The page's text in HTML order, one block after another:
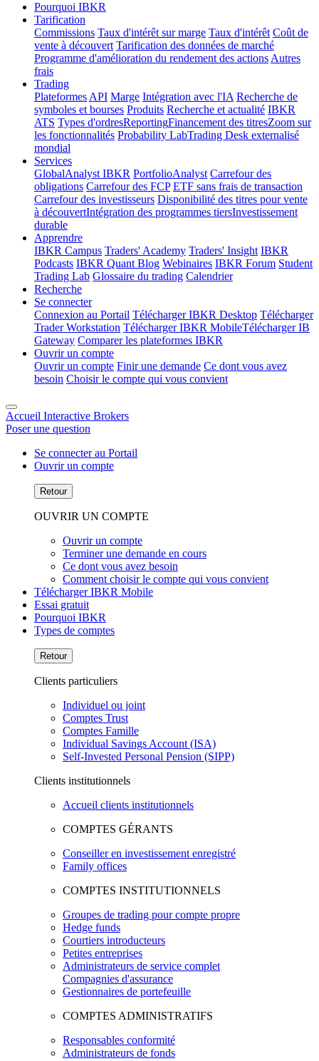
Pourquoi IBKR
Tarification
Commissions Taux d'intérêt sur marge Taux d'intérêt Coût de
vente à découvert Tarification des données de marché
Programme d'amélioration du rendement des actions Autres
frais
Trading
Plateformes API Marge Intégration avec l'IA Recherche de
symboles et bourses Produits Recherche et actualité IBKR
ATS Types d'ordresReportingFinancement des titresZoom sur
les fonctionnalités Probability LabTrading Desk externalisé
mondial
Services
GlobalAnalyst IBKR PortfolioAnalyst Carrefour des
obligations Carrefour des FCP ETF sans frais de transaction
Carrefour des investisseurs Disponibilité des titres pour vente
à découvertIntégration des programmes tiersInvestissement
durable
Apprendre
IBKR Campus Traders' Academy Traders' Insight IBKR
Podcasts IBKR Quant Blog Webinaires IBKR Forum Student
Trading Lab Glossaire du trading Calendrier
Recherche
Se connecter
Connexion au Portail Télécharger IBKR Desktop Télécharger
Trader Workstation Télécharger IBKR MobileTélécharger IB
Gateway Comparer les plateformes IBKR
Ouvrir un compte
Ouvrir un compte Finir une demande Ce dont vous avez
besoin Choisir le compte qui vous convient
Accueil Interactive Brokers
Poser une question
Se connecter au Portail
Ouvrir un compte
Retour
OUVRIR UN COMPTE
Ouvrir un compte
Terminer une demande en cours
Ce dont vous avez besoin
Comment choisir le compte qui vous convient
Télécharger IBKR Mobile
Essai gratuit
Pourquoi IBKR
Types de comptes
Retour
Clients particuliers
Individuel ou joint
Comptes Trust
Comptes Famille
Individual Savings Account (ISA)
Self-Invested Personal Pension (SIPP)
Clients institutionnels
Accueil clients institutionnels
COMPTES GÉRANTS
Conseiller en investissement enregistré
Family offices
COMPTES INSTITUTIONNELS
Groupes de trading pour compte propre
Hedge funds
Courtiers introducteurs
Petites entreprises
Administrateurs de service complet
Compagnies d'assurance
Gestionnaires de portefeuille
COMPTES ADMINISTRATIFS
Responsables conformité
Administrateurs de fonds